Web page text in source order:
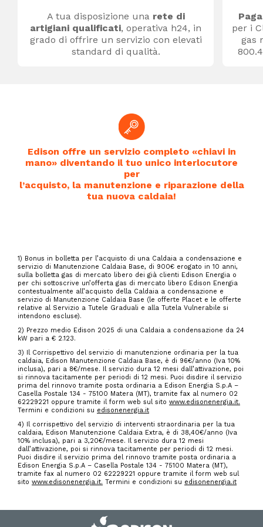
A tua disposizione una rete di
artigiani qualificati, operativa h24, in
grado di offrire un servizio con elevati
standard di qualità.
per i
gas
Edison offre un servizio completo «chiavi in
mano» diventando il tuo unico interlocutore
per
l’acquisto, la manutenzione e riparazione della
tua nuova caldaia!
1) Bonus in bolletta per l’acquisto di una Caldaia a condensazione e
servizio di Manutenzione Caldaia Base, di 900€ erogato in 10 anni,
sulla bolletta gas di mercato libero dei già clienti Edison Energia o
per chi sottoscrive un’offerta gas di mercato libero Edison Energia
contestualmente all’acquisto della Caldaia a condensazione e
servizio di Manutenzione Caldaia Base (le offerte Placet e le offerte
relative al Servizio a Tutele Graduali e alla Tutela Vulnerabile si
intendono escluse).
2) Prezzo medio Edison 2025 di una Caldaia a condensazione da 24
kW pari a € 2.123.
3) Il Corrispettivo del servizio di manutenzione ordinaria per la tua
caldaia, Edison Manutenzione Caldaia Base, è di 96€/anno (Iva 10%
inclusa), pari a 8€/mese. Il servizio dura 12 mesi dall’attivazione, poi
si rinnova tacitamente per periodi di 12 mesi. Puoi disdire il servizio
prima del rinnovo tramite posta ordinaria a Edison Energia S.p.A –
Casella Postale 134 - 75100 Matera (MT), tramite fax al numero 02
62229221 oppure tramite il form web sul sito www.edisonenergia.it.
Termini e condizioni su edisonenergia.it
4) Il corrispettivo del servizio di interventi straordinaria per la tua
caldaia, Edison Manutenzione Caldaia Extra, è di 38,40€/anno (Iva
10% inclusa), pari a 3,20€/mese. Il servizio dura 12 mesi
dall’attivazione, poi si rinnova tacitamente per periodi di 12 mesi.
Puoi disdire il servizio prima del rinnovo tramite posta ordinaria a
Edison Energia S.p.A – Casella Postale 134 - 75100 Matera (MT),
tramite fax al numero 02 62229221 oppure tramite il form web sul
sito www.edisonenergia.it. Termini e condizioni su edisonenergia.it